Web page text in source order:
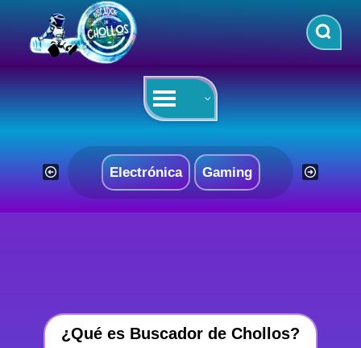
contenido
Electrónica Gaming
¿Qué es Buscador de Chollos?